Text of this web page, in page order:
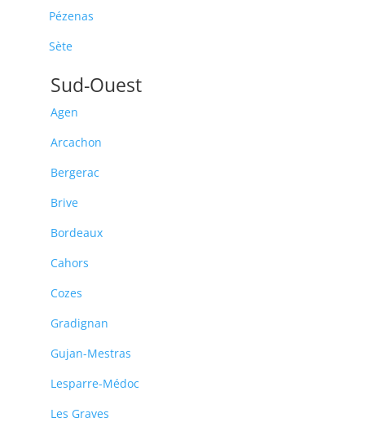
Pézenas
Sète
Sud-Ouest
Agen
Arcachon
Bergerac
Brive
Bordeaux
Cahors
Cozes
Gradignan
Gujan-Mestras
Lesparre-Médoc
Les Graves